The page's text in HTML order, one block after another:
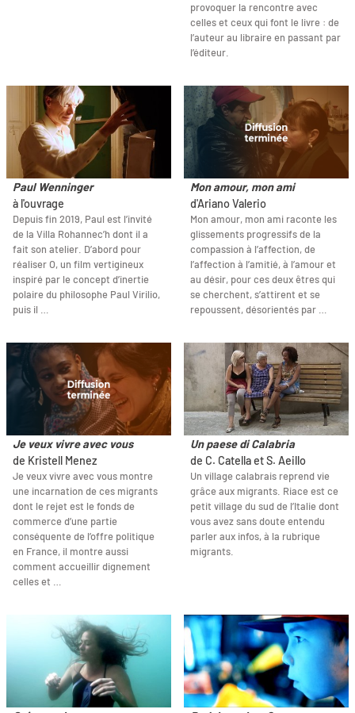
provoquer la rencontre avec
celles et ceux qui font le livre : de
l’auteur au libraire en passant par
l’éditeur.
Paul Wenninger
à l'ouvrage
Depuis fin 2019, Paul est l’invité
de la Villa Rohannec’h dont il a
fait son atelier. D’abord pour
réaliser O, un film vertigineux
inspiré par le concept d’inertie
polaire du philosophe Paul Virilio,
puis il …
Mon amour, mon ami
d'Ariano Valerio
Mon amour, mon ami raconte les
glissements progressifs de la
compassion à l’affection, de
l’affection à l’amitié, à l’amour et
au désir, pour ces deux êtres qui
se cherchent, s’attirent et se
repoussent, désorientés par …
Je veux vivre avec vous
de Kristell Menez
Je veux vivre avec vous montre
une incarnation de ces migrants
dont le rejet est le fonds de
commerce d’une partie
conséquente de l’offre politique
en France, il montre aussi
comment accueillir dignement
celles et …
Un paese di Calabria
de C. Catella et S. Aeillo
Un village calabrais reprend vie
grâce aux migrants. Riace est ce
petit village du sud de l’Italie dont
vous avez sans doute entendu
parler aux infos, à la rubrique
migrants.